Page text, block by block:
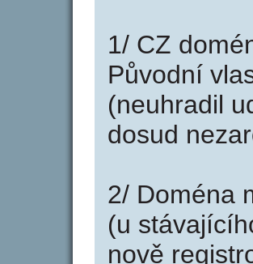
1/ CZ
Původní
(neuhradil
dosud
2/ Doména
(u
nově